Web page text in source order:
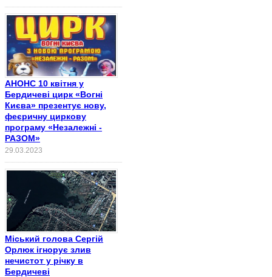
АНОНС 10 квітня у
Бердичеві цирк «Вогні
Києва» презентує нову,
феєричну циркову
програму «Незалежні -
РАЗОМ»
29.03.2023
Міський голова Сергій
Орлюк ігнорує злив
нечистот у річку в
Бердичеві